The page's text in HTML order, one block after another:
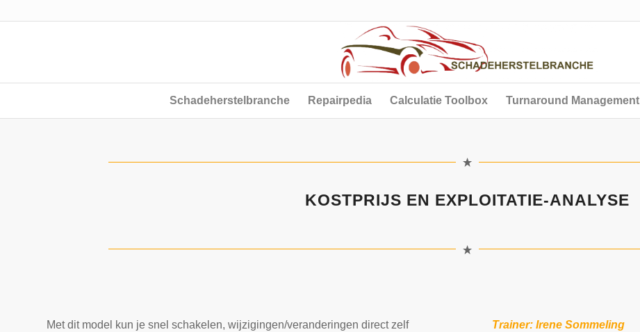
Schadeherstelbranche Repairpedia Calculatie Toolbox Turnaround Management
KOSTPRIJS EN EXPLOITATIE-ANALYSE
Met dit model kun je snel schakelen, wijzigingen/veranderingen direct zelf
Trainer: Irene Sommeling